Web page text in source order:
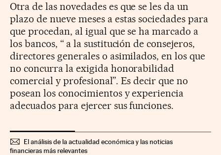
Otra de las novedades es que se les da un
plazo de nueve meses a estas sociedades para
que procedan, al igual que se ha marcado a
los bancos, “ a la sustitución de consejeros,
directores generales o asimilados, en los que
no concurra la exigida honorabilidad
comercial y profesional”. Es decir que no
posean los conocimientos y experiencia
adecuados para ejercer sus funciones.
El análisis de la actualidad económica y las noticias
financieras más relevantes